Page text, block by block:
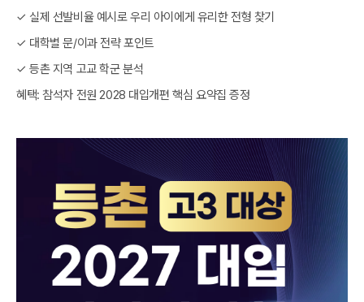
✓ 실제 선발비율 예시로 우리 아이에게 유리한 전형 찾기
✓ 대학별 문/이과 전략 포인트
✓ 등촌 지역 고교 학군 분석
혜택: 참석자 전원 2028 대입개편 핵심 요약집 증정